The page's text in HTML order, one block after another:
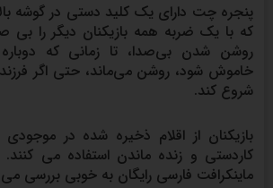
پنجره چت دارای یک کلید دستی در گوشه
که با یک ضربه همه بازیکنان دیگر را
روشن شدن بی‌صدا، تا زمانی که
خاموش شود، روشن می‌ماند، حتی اگر
شروع کند.
بازیکنان از اقلام ذخیره شده در
کاردستی و زنده ماندن استفاده می کنند.
ماینکرافت فارسی رایگان به خوبی بررسی